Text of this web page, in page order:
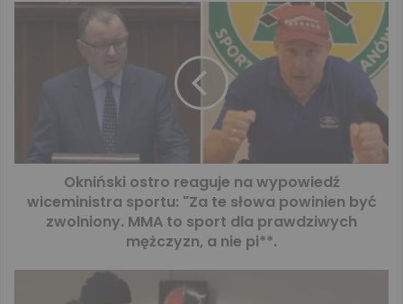
Okniński ostro reaguje na wypowiedź
wiceministra sportu: "Za te słowa powinien być
zwolniony. MMA to sport dla prawdziwych
mężczyzn, a nie pi**.